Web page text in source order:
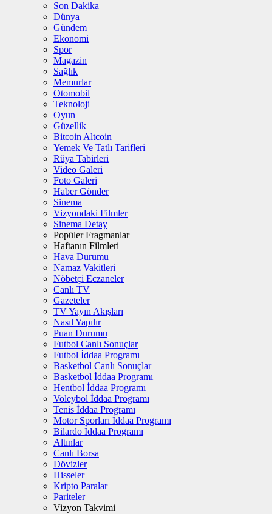
Son Dakika
Dünya
Gündem
Ekonomi
Spor
Magazin
Sağlık
Memurlar
Otomobil
Teknoloji
Oyun
Güzellik
Bitcoin Altcoin
Yemek Ve Tatlı Tarifleri
Rüya Tabirleri
Video Galeri
Foto Galeri
Haber Gönder
Sinema
Vizyondaki Filmler
Sinema Detay
Popüler Fragmanlar
Haftanın Filmleri
Hava Durumu
Namaz Vakitleri
Nöbetçi Eczaneler
Canlı TV
Gazeteler
TV Yayın Akışları
Nasıl Yapılır
Puan Durumu
Futbol Canlı Sonuçlar
Futbol İddaa Programı
Basketbol Canlı Sonuçlar
Basketbol İddaa Programı
Hentbol İddaa Programı
Voleybol İddaa Programı
Tenis İddaa Programı
Motor Sporları İddaa Programı
Bilardo İddaa Programı
Altınlar
Canlı Borsa
Dövizler
Hisseler
Kripto Paralar
Pariteler
Vizyon Takvimi